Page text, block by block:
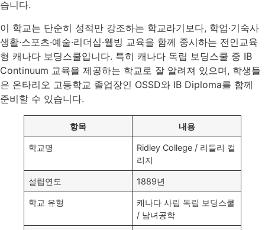
습니다.
이 학교는 단순히 성적만 강조하는 학교라기보다, 학업·기숙사
생활·스포츠·예술·리더십·웰빙 교육을 함께 중시하는 전인교육
형 캐나다 보딩스쿨입니다. 특히 캐나다 독립 보딩스쿨 중 IB
Continuum 교육을 제공하는 학교로 잘 알려져 있으며, 학생들
은 온타리오 고등학교 졸업장인 OSSD와 IB Diploma를 함께
준비할 수 있습니다.
항목 내용
학교명
Ridley College / 리들리 컬
리지
설립연도 1889년
학교 유형
캐나다 사립 독립 보딩스쿨
/ 남녀공학